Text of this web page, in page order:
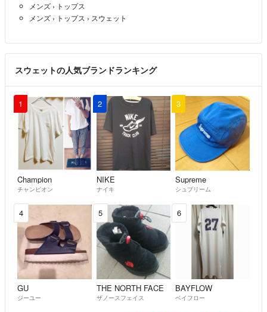
メンズ › トップス
メンズ › トップス › スウェット
スウェットの人気ブランドランキング
1
Champion
チャンピオン
2
NIKE
ナイキ
3
Supreme
シュプリーム
4
GU
ジーユー
5
THE NORTH FACE
ザノースフェイス
6
BAYFLOW
ベイフロー